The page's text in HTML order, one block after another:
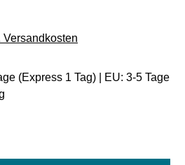
Versandkosten
(Express 1 Tag) | EU: 3-5 Tage
den gewünschten